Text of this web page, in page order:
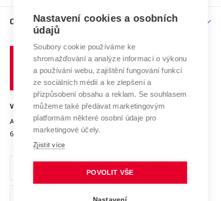
E-přihláška
Závěrečné práce
Doktorské studium
Studium bez bariér
Podpora podnikání
Mezinárodní vědecká rada
Systém zajišťování kvality výzkumu
Výzkumné infrastruktury
Transfer znalostí
Open Science
Projekty
Projekty ze strukturálních fondů
Specifický výzkum
Firemní spolupráce
Zahraniční spolupráce
Spolupráce se školami
Mezinárodní dohody
Univerzitní sítě
O UNIVERZITĚ
Profil univerzity
Udržitelná univerzita
Podnikavá univerzita / ContriBUTe
Bezpečná univerzita
Vyznamenání
Organizační struktura
Ochrana osobních údajů
učení
technické
Brně
VYSOKÉ UČENÍ TECHNICKÉ V BRNĚ
Antonínská 548/1
602 00 Brno
www.vut.cz
vut@vutbr.cz
Nastavení cookies a osobních
údajů
Soubory cookie používáme ke
shromažďování a analýze informací o výkonu
a používání webu, zajištění fungování funkcí
ze sociálních médií a ke zlepšení a
přizpůsobení obsahu a reklam. Se souhlasem
můžeme také předávat marketingovým
platformám některé osobní údaje pro
marketingové účely.
Zjistit více
POVOLIT VŠE